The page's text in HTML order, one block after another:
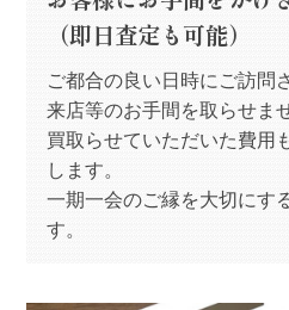
（即日査定も可能）
ご都合の良い日時にご訪問
来店等のお手間を取らせませ
買取らせていただいた費用
します。
一期一会のご縁を大切にす
す。